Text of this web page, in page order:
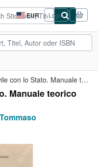
EUR
Seite
der
Einkaufseinstellungen.
Login
Il giudizio civile con lo Stato. Manuale teorico pratico
Manuale teorico